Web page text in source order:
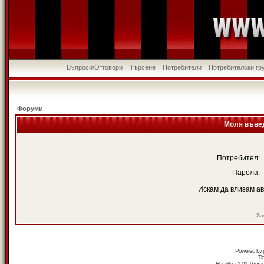
Въпроси/Отговори Търсене Потребители Потребителски
Форуми
Моля
Потребител:
Парола:
Искам да влизам
Powered by